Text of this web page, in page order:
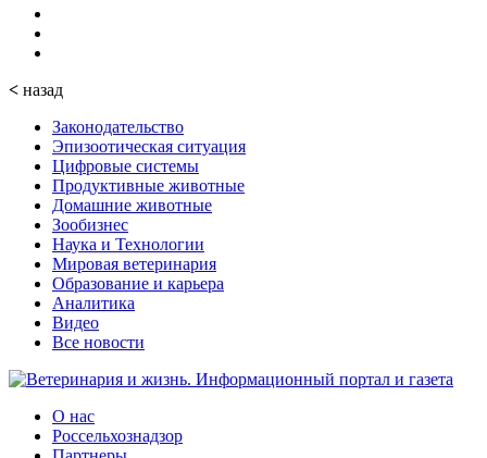
< назад
Законодательство
Эпизоотическая ситуация
Цифровые системы
Продуктивные животные
Домашние животные
Зообизнес
Наука и Технологии
Мировая ветеринария
Образование и карьера
Аналитика
Видео
Все новости
О нас
Россельхознадзор